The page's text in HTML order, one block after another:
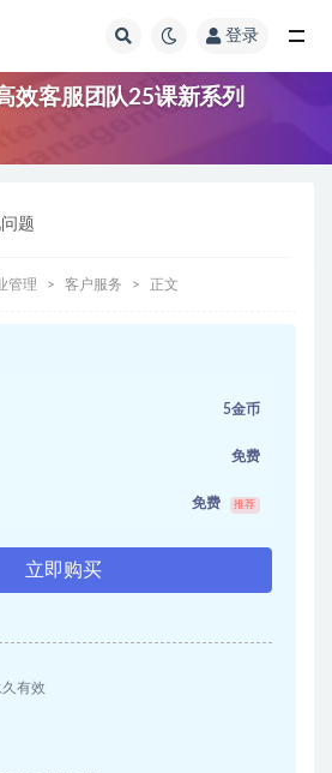
登录
效客服团队25课新系列
题
管理 客户服务 正文
5金币
免费
免费 推荐
立即购买
久有效